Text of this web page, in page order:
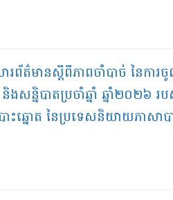
ព័ត៌មានស្តីពីភាពចាំបាច់ នៃការ
សន្និបាតប្រចាំឆ្នាំ ឆ្នាំ២០២៦ រ
ឆ្នោត នៃប្រទេសនិយាយភាសាបា